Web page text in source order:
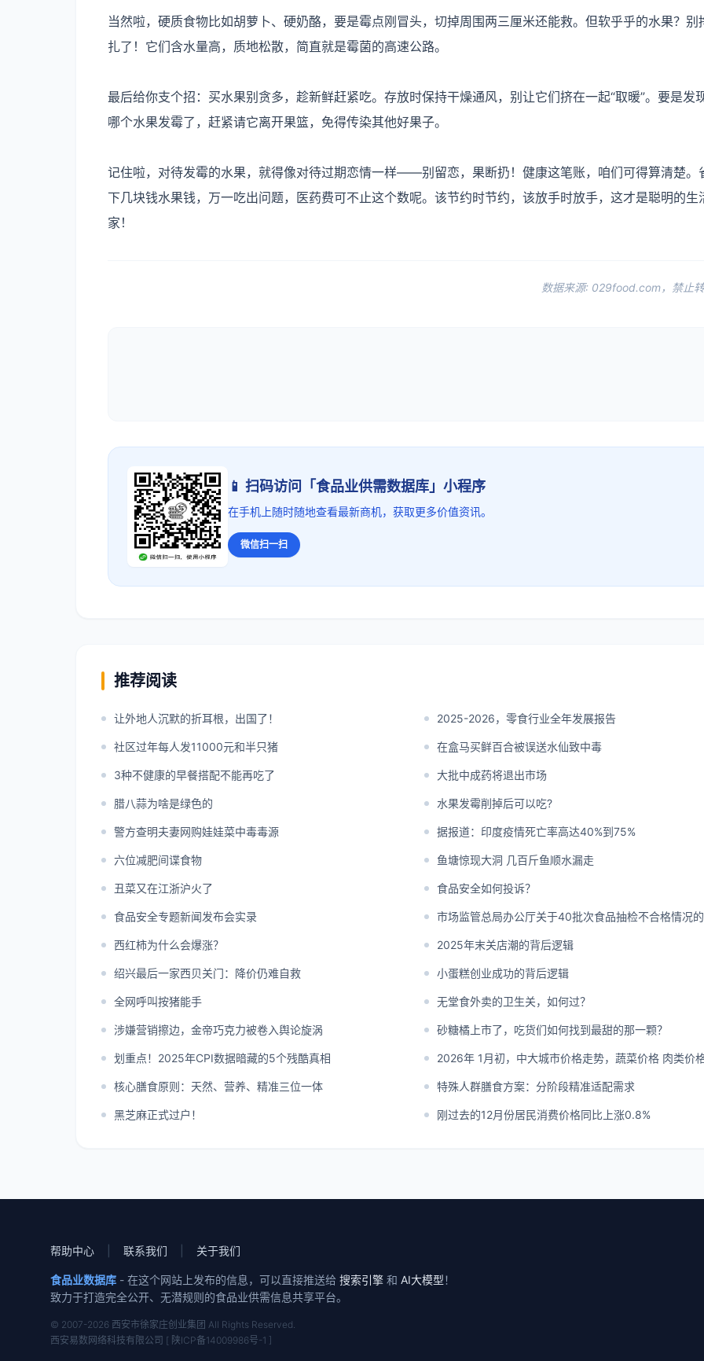
业
数
库
当然啦，硬质食物比如胡萝卜、硬奶酪，要是霉点刚冒头，切掉周围两三厘米还能救。但软乎乎的水果？别
扎了！它们含水量高，质地松散，简直就是霉菌的高速公路。
最后给你支个招：买水果别贪多，趁新鲜赶紧吃。存放时保持干燥通风，别让它们挤在一起“取暖”。要是发
哪个水果发霉了，赶紧请它离开果篮，免得传染其他好果子。
记住啦，对待发霉的水果，就得像对待过期恋情一样——别留恋，果断扔！健康这笔账，咱们可得算清楚。
下几块钱水果钱，万一吃出问题，医药费可不止这个数呢。该节约时节约，该放手时放手，这才是聪明的生
家！
数据来源: 029food.com，禁止
📱 扫码访问「食品业供需数据库」小程序
在手机上随时随地查看最新商机，获取更多价值资讯。
微信扫一扫
推荐阅读
让外地人沉默的折耳根，出国了！ 2025-2026，零食行业全年发展报告
社区过年每人发11000元和半只猪 在盒马买鲜百合被误送水仙致中毒
3种不健康的早餐搭配不能再吃了 大批中成药将退出市场
腊八蒜为啥是绿色的 水果发霉削掉后可以吃?
警方查明夫妻网购娃娃菜中毒毒源 据报道：印度疫情死亡率高达40%到75%
六位减肥间谍食物 鱼塘惊现大洞 几百斤鱼顺水漏走
丑菜又在江浙沪火了 食品安全如何投诉？
食品安全专题新闻发布会实录
西红柿为什么会爆涨？ 2025年末关店潮的背后逻辑
绍兴最后一家西贝关门：降价仍难自救 小蛋糕创业成功的背后逻辑
全网呼叫按猪能手 无堂食外卖的卫生关，如何过？
涉嫌营销擦边，金帝巧克力被卷入舆论旋涡 砂糖橘上市了，吃货们如何找到最甜的那一颗？
划重点！2025年CPI数据暗藏的5个残酷真相 2026年 1月初，中大城市价格走势，蔬菜价格 肉类价
核心膳食原则：天然、营养、精准三位一体 特殊人群膳食方案：分阶段精准适配需求
黑芝麻正式过户！ 刚过去的12月份居民消费价格同比上涨0.8%
帮助中心 联系我们 关于我们
食品业数据库 - 在这个网站上发布的信息，可以直接推送给 搜索引擎 和 AI大模型！
致力于打造完全公开、无潜规则的食品业供需信息共享平台。
© 2007-2026 西安市徐家庄创业集团 All Rights Reserved.
西安易数网络科技有限公司 [ 陕ICP备14009986号-1 ]